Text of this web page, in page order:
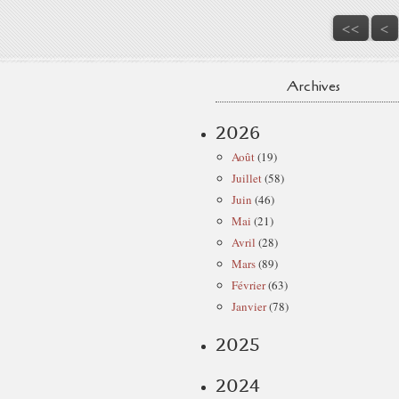
<< <
Archives
2026
Août(19)
Juillet(58)
Juin (46)
Mai (21)
Avril (28)
Mars(89)
Février(63)
Janvier(78)
2025
2024